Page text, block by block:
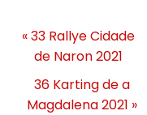
«33 Rallye Cidade
de Naron 2021
36 Karting de a
Magdalena 2021 »